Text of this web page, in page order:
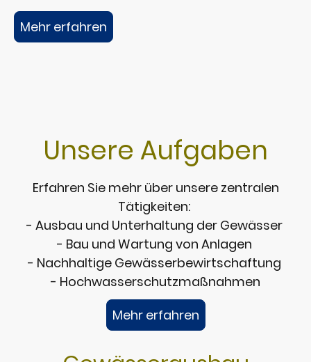
Mehr erfahren
Unsere Aufgaben
Erfahren Sie mehr über unsere zentralen
Tätigkeiten:
- Ausbau und Unterhaltung der Gewässer
- Bau und Wartung von Anlagen
- Nachhaltige Gewässerbewirtschaftung
- Hochwasserschutzmaßnahmen
Mehr erfahren